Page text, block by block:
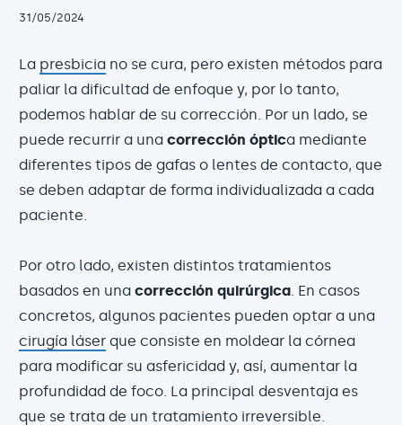
31/05/2024
La presbicia no se cura, pero existen métodos para
paliar la dificultad de enfoque y, por lo tanto,
podemos hablar de su corrección. Por un lado, se
puede recurrir a una corrección óptica mediante
diferentes tipos de gafas o lentes de contacto, que
se deben adaptar de forma individualizada a cada
paciente.
Por otro lado, existen distintos tratamientos
basados en una corrección quirúrgica. En casos
concretos, algunos pacientes pueden optar a una
cirugía láser que consiste en moldear la córnea
para modificar su asfericidad y, así, aumentar la
profundidad de foco. La principal desventaja es
que se trata de un tratamiento irreversible.